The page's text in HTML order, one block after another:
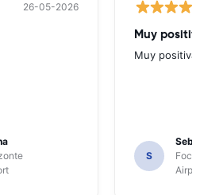
26-05-2026
Muy
Muy positiva
S
Foco